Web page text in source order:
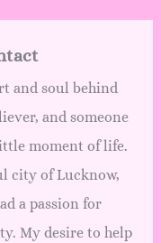
and soul behind
and someone
moment of life.
city of Lucknow,
a passion for
My desire to help